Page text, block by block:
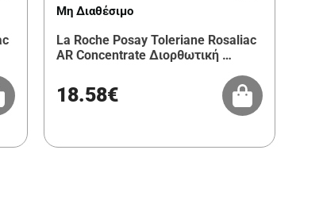
Μη Διαθέσιμο
La Roche Posay Toleriane Rosaliac
AR Concentrate Διορθωτική …
18.58€